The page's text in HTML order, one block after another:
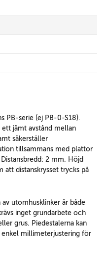
PB-serie (ej PB-0-S18).
jämt avstånd mellan
säkerställer
tillsammans med plattor
2 mm. Höjd
att distanskrysset trycks på
utomhusklinker är både
inget grundarbete och
grus. Piedestalerna kan
millimeterjustering för